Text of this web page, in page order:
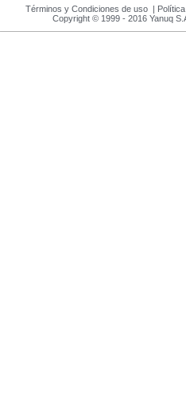
Términos y Condiciones de uso |
Copyright © 1999 - 2016 Yanuq